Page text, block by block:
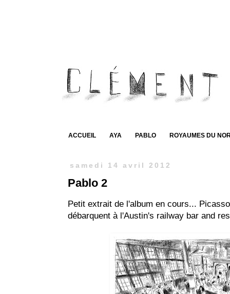
ACCUEIL AYA PABLO ROYAUMES DU
samedi 14 avril 2012
Pablo 2
Petit extrait de l'album en cours...
débarquent à l'Austin's railway bar and